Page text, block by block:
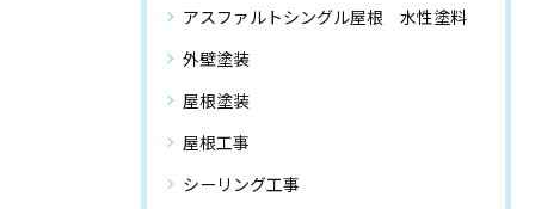
アスファルトシングル屋根 水性塗料
外壁塗装
屋根塗装
屋根工事
シーリング工事